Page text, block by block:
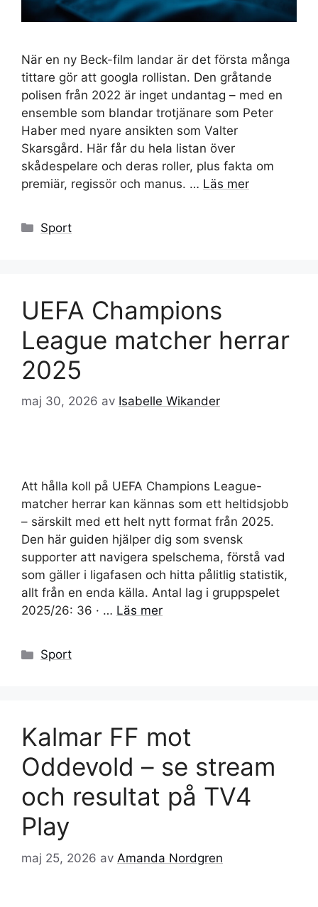
När en ny Beck-film landar är det första många
tittare gör att googla rollistan. Den gråtande
polisen från 2022 är inget undantag – med en
ensemble som blandar trotjänare som Peter
Haber med nyare ansikten som Valter
Skarsgård. Här får du hela listan över
skådespelare och deras roller, plus fakta om
premiär, regissör och manus. … Läs mer
Kategorier
Sport
UEFA Champions
League matcher herrar
2025
maj 30, 2026 av Isabelle Wikander
Att hålla koll på UEFA Champions League-
matcher herrar kan kännas som ett heltidsjobb
– särskilt med ett helt nytt format från 2025.
Den här guiden hjälper dig som svensk
supporter att navigera spelschema, förstå vad
som gäller i ligafasen och hitta pålitlig statistik,
allt från en enda källa. Antal lag i gruppspelet
2025/26: 36 · … Läs mer
Kategorier
Sport
Kalmar FF mot
Oddevold – se stream
och resultat på TV4
Play
maj 25, 2026 av Amanda Nordgren